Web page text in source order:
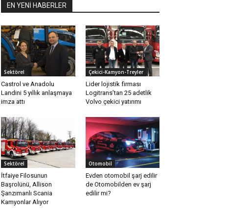
EN YENİ HABERLER
Sektörel
Castrol ve Anadolu
Landini 5 yıllık anlaşmaya
imza attı
Çekici-Kamyon-Treyler
Lider lojistik firması
Logitrans’tan 25 adetlik
Volvo çekici yatırımı
Sektörel
İtfaiye Filosunun
Başrolünü, Allison
Şanzımanlı Scania
Kamyonlar Alıyor
Otomobil
Evden otomobil şarj edilir
de Otomobilden ev şarj
edilir mi?